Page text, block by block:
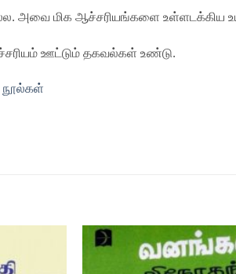
அவை மிக ஆச்சரியங்களை உள்ளடக்கிய
ஊட்டும் தகவல்கள் உண்டு.